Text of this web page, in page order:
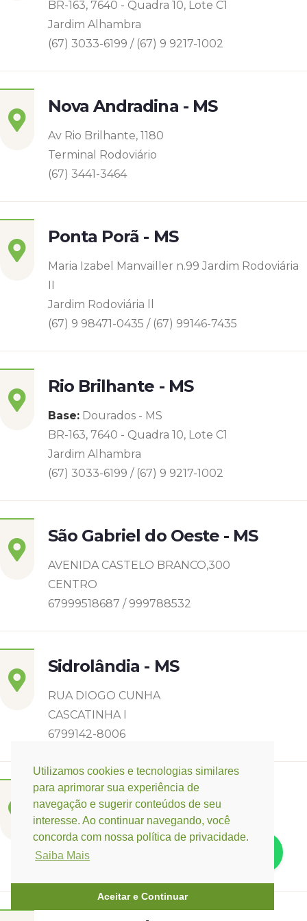
Utilizamos cookies e tecnologias similares
para aprimorar sua experiência de
navegação e sugerir conteúdos de seu
interesse. Ao continuar navegando, você
concorda com nossa política de privacidade.
Saiba Mais
Aceitar e Continuar
BR-163, 7640 - Quadra 10, Lote C1
Jardim Alhambra
(67) 3033-6199 / (67) 9 9217-1002
Nova Andradina - MS
Av Rio Brilhante, 1180
Terminal Rodoviário
(67) 3441-3464
Ponta Porã - MS
Maria Izabel Manvailler n.99 Jardim Rodoviária
II
Jardim Rodoviária ll
(67) 9 98471-0435 / (67) 99146-7435
Rio Brilhante - MS
Base: Dourados - MS
BR-163, 7640 - Quadra 10, Lote C1
Jardim Alhambra
(67) 3033-6199 / (67) 9 9217-1002
São Gabriel do Oeste - MS
AVENIDA CASTELO BRANCO,300
CENTRO
67999518687 / 999788532
Sidrolândia - MS
RUA DIOGO CUNHA
CASCATINHA I
6799142-8006
Três Lagoas - MS
Rua Eurídice Chagas Cruz, 2675
Centro
(67) 9 9249-5406